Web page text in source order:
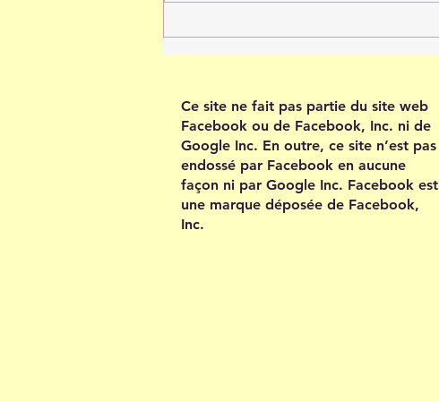
crois en toi
Ce site ne fait pas partie du site web
Facebook ou de Facebook, Inc. ni de
Google Inc. En outre, ce site n’est pas
endossé par Facebook en aucune
façon ni par Google Inc. Facebook est
une marque déposée de Facebook,
Inc.